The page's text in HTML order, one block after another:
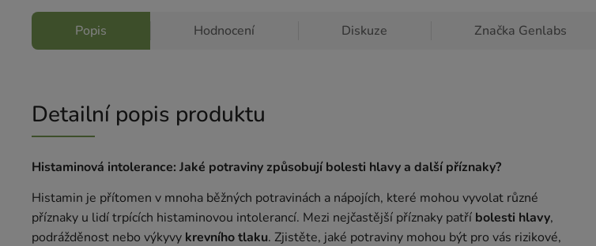
Popis Hodnocení Diskuze Značka Genlabs
Detailní popis produktu
Histaminová intolerance: Jaké potraviny způsobují bolesti hlavy a další příznaky?
Histamin je přítomen v mnoha běžných potravinách a nápojích, které mohou vyvolat různé
příznaky u lidí trpících histaminovou intolerancí. Mezi nejčastější příznaky patří bolesti hlavy,
podrážděnost nebo výkyvy krevního tlaku. Zjistěte, jaké potraviny mohou být pro vás rizikové,